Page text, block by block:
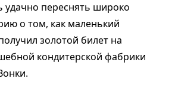
удачно переснять широко
о том, как маленький
золотой билет на
кондитерской фабрики